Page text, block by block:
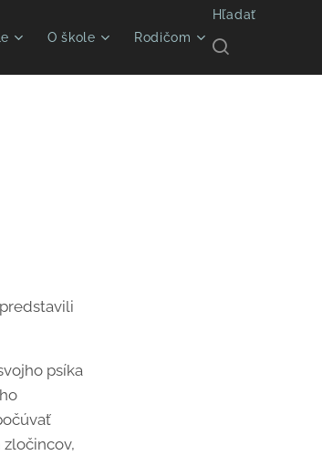
O škole Rodičom
Hľadať
psíka
zločincov,